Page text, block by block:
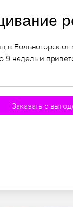
в Вольногорск
9 недель и
Заказать с